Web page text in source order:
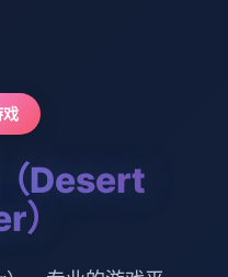
戏
Desert